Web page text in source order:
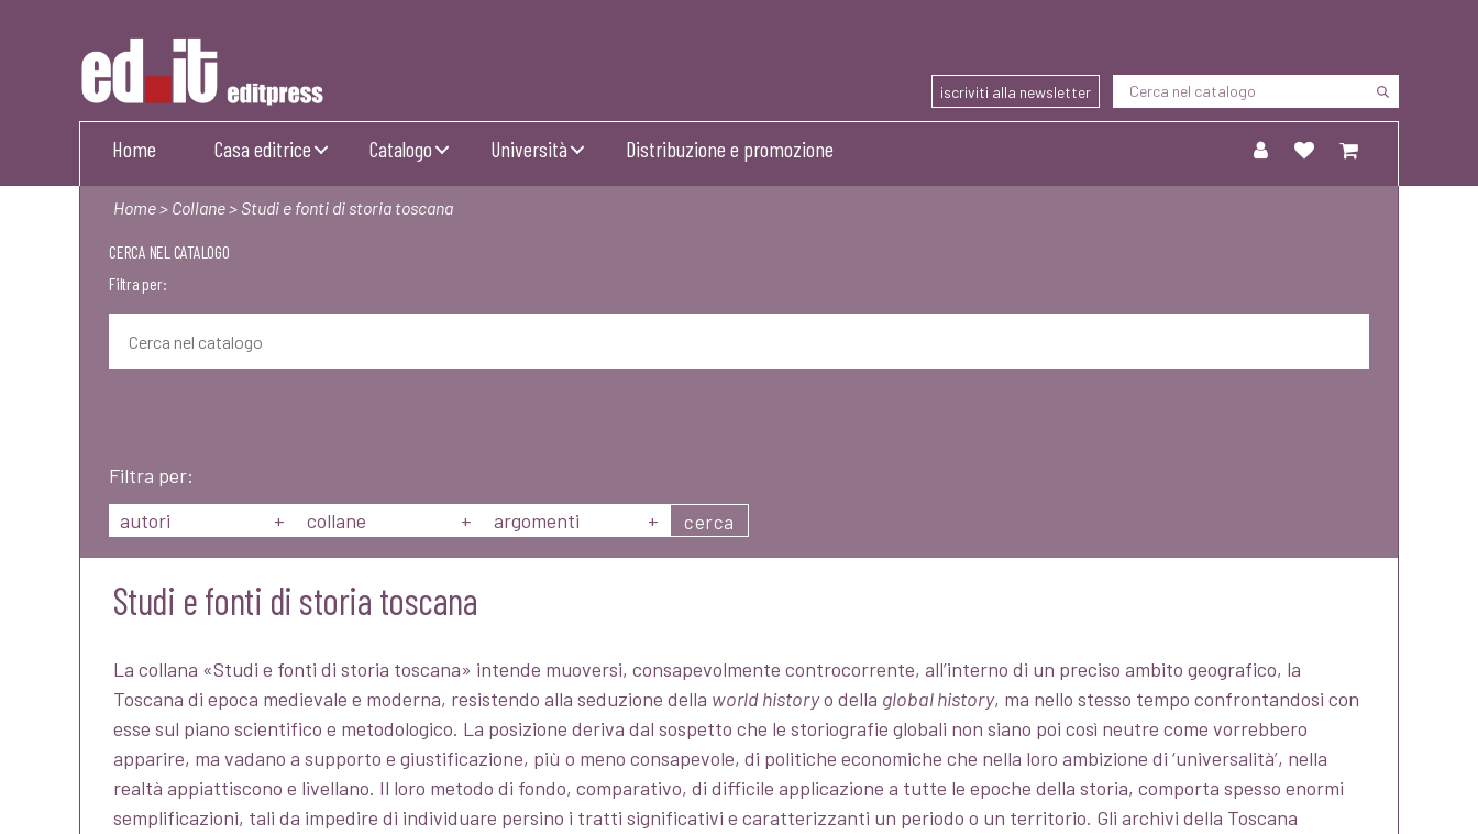
Editpress
iscriviti alla newsletter
Home Casa editrice Catalogo Università Distribuzione e promozione
Home> Collane> Studi e fonti di storia toscana
CERCA NEL CATALOGO
Filtra per:
Filtra per:
autori
+ collane + argomenti + cerca
Studi e fonti di storia toscana
La collana «Studi e fonti di storia toscana» intende muoversi, consapevolmente controcorrente, all’interno di un preciso ambito geografico, la
Toscana di epoca medievale e moderna, resistendo alla seduzione della world historyo della global history, ma nello stesso tempo confrontandosi con
esse sul piano scientifico e metodologico. La posizione deriva dal sospetto che le storiografie globali non siano poi così neutre come vorrebbero
apparire, ma vadano a supporto e giustificazione, più o meno consapevole, di politiche economiche che nella loro ambizione di ‘universalità’, nella
realtà appiattiscono e livellano. Il loro metodo di fondo, comparativo, di difficile applicazione a tutte le epoche della storia, comporta spesso enormi
semplificazioni, tali da impedire di individuare persino i tratti significativi e caratterizzanti un periodo o un territorio. Gli archivi della Toscana